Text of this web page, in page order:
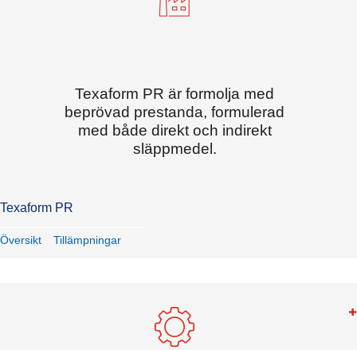
Texaform PR är formolja med
beprövad prestanda, formulerad
med både direkt och indirekt
släppmedel.
Texaform PR
Översikt Tillämpningar